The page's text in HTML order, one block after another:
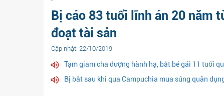
Bị cáo 83 tuổi lĩnh án 20 năm
đoạt tài sản
Cập nhật: 22/10/2019
Tạm giam cha dượng hành hạ, bắt bé gái 11 tuổi
Bị bắt sau khi qua Campuchia mua súng quân